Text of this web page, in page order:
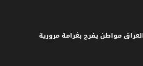
مواطن يفرح بغرامة مرورية